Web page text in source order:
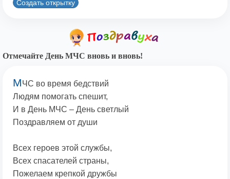
Создать открытку
Отмечайте День МЧС вновь и вновь!
МЧС во время бедствий
Людям помогать спешит,
И в День МЧС – День светлый
Поздравляем от души
Всех героев этой службы,
Всех спасателей страны,
Пожелаем крепкой дружбы